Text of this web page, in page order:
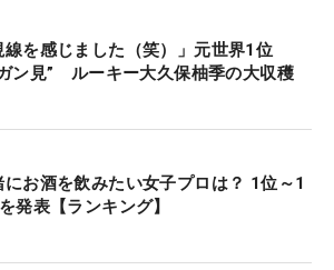
に「とりあえずホッとしていま
を見せる。さらに、「またチャン
張りたい」と前を向いた。
ら開催されるレギュラーツアー
プ」（北海道）に出場予定。コ
ウンというか起伏があって、結構
あります」と警戒するが、「この
線を感じました（笑）」元世界1位
ン見” ルーキー大久保柚季の大収穫
にお酒を飲みたい女子プロは？ 1位～1
発表【ランキング】